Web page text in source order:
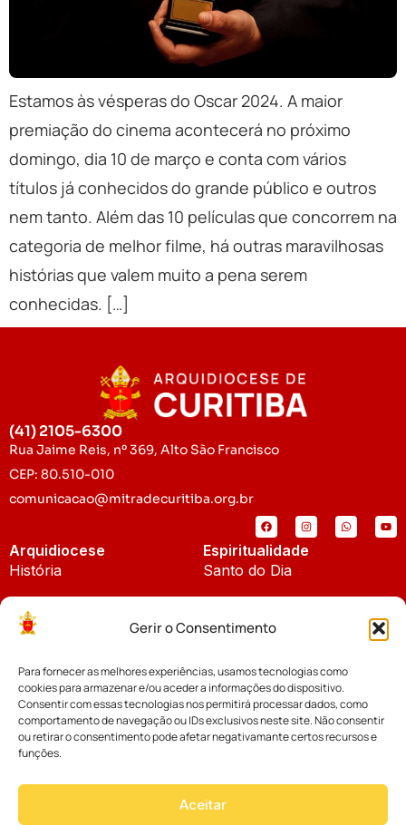
Gerir o Consentimento
Para fornecer as melhores experiências, usamos tecnologias como
cookies para armazenar e/ou aceder a informações do dispositivo.
Consentir com essas tecnologias nos permitirá processar dados, como
comportamento de navegação ou IDs exclusivos neste site. Não consentir
ou retirar o consentimento pode afetar negativamante certos recursos e
funções.
Aceitar
Estamos às vésperas do Oscar 2024. A maior
premiação do cinema acontecerá no próximo
domingo, dia 10 de março e conta com vários
títulos já conhecidos do grande público e outros
nem tanto. Além das 10 películas que concorrem na
categoria de melhor filme, há outras maravilhosas
histórias que valem muito a pena serem
conhecidas. […]
(41) 2105-6300
Rua Jaime Reis, nº 369, Alto São Francisco
CEP: 80.510-010
comunicacao@mitradecuritiba.org.br
Arquidiocese
História
Padroeira
Espiritualidade
Santo do Dia
Notícias
Notícias da Arquidiocese
Notícias Cáritas
Palavra dos Bispos
Cúria Diocesana
Fundo Diocesano
Vicariatos da Educação